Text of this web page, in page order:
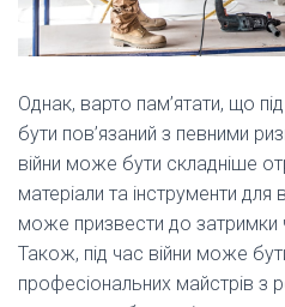
Однак, варто пам’ятати, що
бути пов’язаний з певними
війни може бути складніше
матеріали та інструменти
може призвести до затримки
Також, під час війни може
професіональних майстрів з